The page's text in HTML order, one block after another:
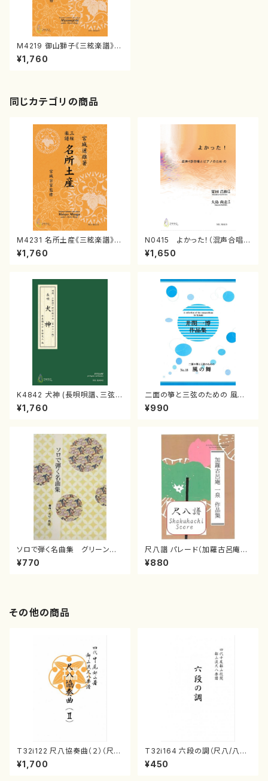
M4219 御山獅子《三絃楽譜》
（三絃/宮城道雄著・宮城宗家監
修/三絃楽譜）
¥1,760
同じカテゴリの商品
M4231 名所土産《三絃楽譜》
（三絃/宮城道雄著・宮城宗家監
修/三絃楽譜）
¥1,760
N0415 よかった！（混声合唱，
ピアノ/夏田昌和/楽譜）
¥1,650
K4842 犬神 (長唄唄譜、三弦
譜/杵屋彌之介(青柳茂三）/青柳
三絃楽譜）
¥1,760
二面の箏と三弦のための 風の
舞 (井関一博)
¥990
ソロで弾く名曲集 グリーンスリ
ーブス／ アメージンググレイ
ス(0/大平光美/楽譜）
¥770
尺八譜 パレード（加羅古呂庵一
泉/楽譜）
¥880
その他の商品
T32i122 尺八協奏曲（２）（尺
八/二代 山本邦山/尺八/都山式
譜）都山流公刊楽譜曲番:571
¥1,700
T32i164 六段の調（尺八/八橋
検校/楽譜）都山流公刊楽譜曲
番:1016
¥450